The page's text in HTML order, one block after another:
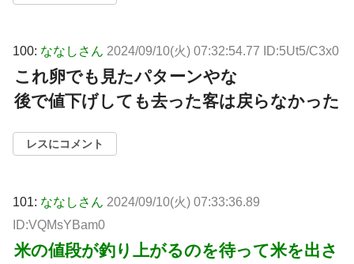
100: ななしさん 2024/09/10(火) 07:32:54.77 ID:5Ut5/C3x0
これ卵でも見たパターンやな
後で値下げしても去った客は戻らなかった
レスにコメント
101: ななしさん 2024/09/10(火) 07:33:36.89
ID:VQMsYBam0
米の値段が釣り上がるのを待って米を出さ